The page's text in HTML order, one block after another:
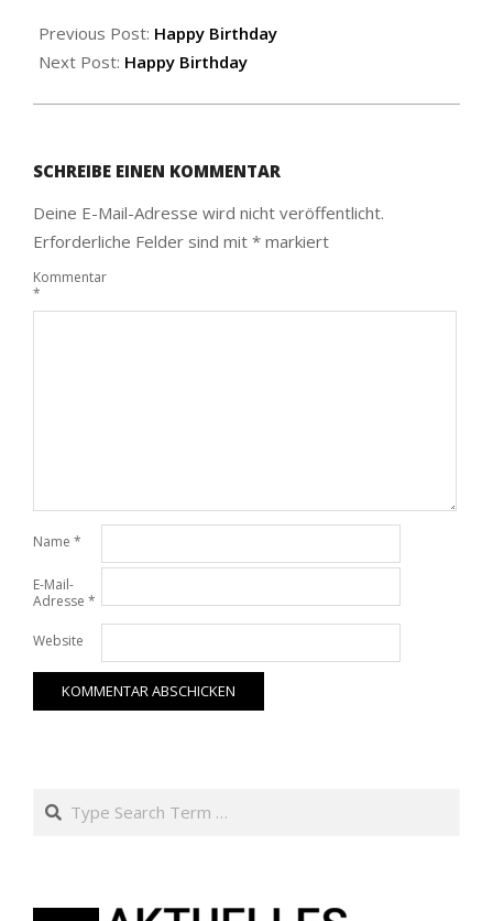
05-
07
Previous Post: Happy Birthday
Next Post: Happy Birthday
SCHREIBE EINEN KOMMENTAR
Deine E-Mail-Adresse wird nicht veröffentlicht.
Erforderliche Felder sind mit * markiert
Kommentar
*
Name *
E-Mail-
Adresse *
Website
Search